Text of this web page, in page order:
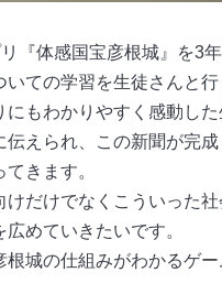
『体感国宝彦根城』を3
ての学習を生徒さんと
もわかりやすく感動し
えられ、この新聞が完
きます。
だけでなくこういった
めていきたいです。
城の仕組みがわかるゲ